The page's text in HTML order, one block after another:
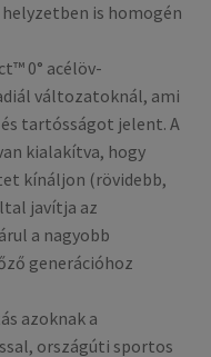
is homogén
0° acélöv-
változatoknál, ami
tartósságot jelent. A
kialakítva, hogy
kínáljon (rövidebb,
javítja az
a nagyobb
generációhoz
azoknak a
országúti sportos